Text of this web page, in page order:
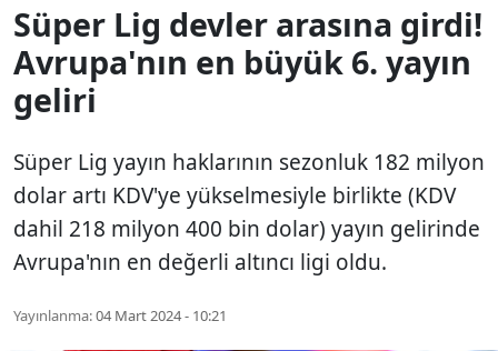
Süper Lig devler arasına girdi!
Avrupa'nın en büyük 6. yayın
geliri
Süper Lig yayın haklarının sezonluk 182 milyon
dolar artı KDV'ye yükselmesiyle birlikte (KDV
dahil 218 milyon 400 bin dolar) yayın gelirinde
Avrupa'nın en değerli altıncı ligi oldu.
Yayınlanma:04 Mart 2024 - 10:21